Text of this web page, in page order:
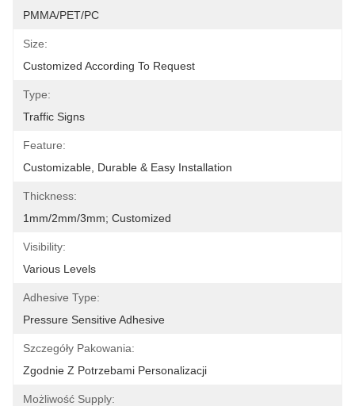
PMMA/PET/PC
Size:
Customized According To Request
Type:
Traffic Signs
Feature:
Customizable, Durable & Easy Installation
Thickness:
1mm/2mm/3mm; Customized
Visibility:
Various Levels
Adhesive Type:
Pressure Sensitive Adhesive
Szczegóły Pakowania:
Zgodnie Z Potrzebami Personalizacji
Możliwość Supply: